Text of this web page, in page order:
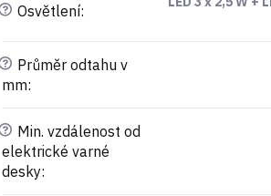
? Osvětlení:
? Průměr odtahu v
mm:
? Min. vzdálenost od
elektrické varné
desky: